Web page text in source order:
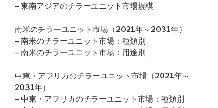
– 東南アジアのチラーユニット市場規模
南米のチラーユニット市場（2021年～2031年）
– 南米のチラーユニット市場：種類別
– 南米のチラーユニット市場：用途別
中東・アフリカのチラーユニット市場（2021年～
2031年）
– 中東・アフリカのチラーユニット市場：種類別